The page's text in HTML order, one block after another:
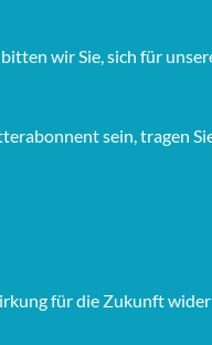
wir Sie, sich für
sein, tragen
für die Zukunft